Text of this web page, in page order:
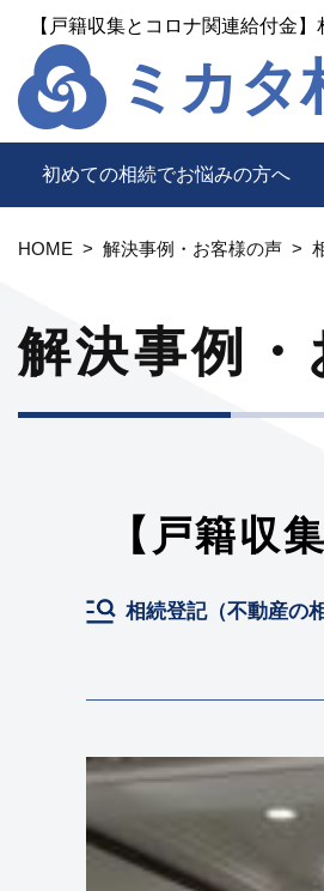
ミカタ
【戸籍収集とコロナ関連給付金
初めての相続でお悩みの方へ
HOME 解決事例・お客様の声
解決事例・
【戸籍収
相続登記（不動産の相